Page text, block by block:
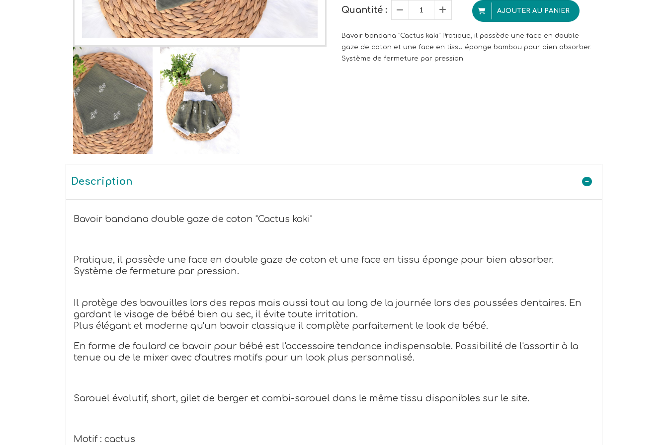
Quantité : AJOUTER AU PANIER
Bavoir bandana "Cactus kaki" Pratique, il possède une face en double
gaze de coton et une face en tissu éponge bambou pour bien absorber.
Système de fermeture par pression.
Description
Bavoir bandana double gaze de coton "Cactus kaki"
Pratique, il possède une face en double gaze de coton et une face en tissu éponge pour bien absorber.
Système de fermeture par pression.
Il protège des bavouilles lors des repas mais aussi tout au long de la journée lors des poussées dentaires. En
gardant le visage de bébé bien au sec, il évite toute irritation.
Plus élégant et moderne qu'un bavoir classique il complète parfaitement le look de bébé.
En forme de foulard ce bavoir pour bébé est l'accessoire tendance indispensable. Possibilité de l'assortir à la
tenue ou de le mixer avec d'autres motifs pour un look plus personnalisé.
Sarouel évolutif, short, gilet de berger et combi-sarouel dans le même tissu disponibles sur le site.
Motif : cactus